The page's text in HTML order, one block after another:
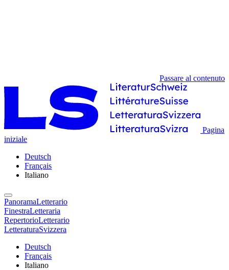
Passare al contenuto
Pagina
iniziale
Deutsch
Français
Italiano
PanoramaLetterario
FinestraLetteraria
RepertorioLetterario
LetteraturaSvizzera
Deutsch
Français
Italiano